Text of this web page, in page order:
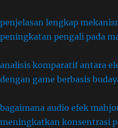
penjelasan lengkap
peningkatan pengali pada
analisis komparatif antara
dengan game berbasis
bagaimana audio efek
meningkatkan konsentrasi